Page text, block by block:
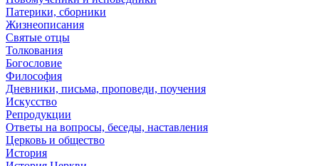
Патерики, сборники
Жизнеописания
Святые отцы
Толкования
Богословие
Философия
Дневники, письма, проповеди, поучения
Искусство
Репродукции
Ответы на вопросы, беседы, наставления
Церковь и общество
История